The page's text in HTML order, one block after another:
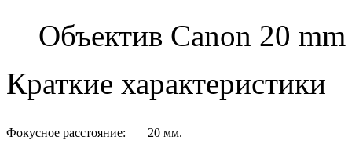
Объектив Canon 20
Краткие характеристики
Фокусное расстояние: 20 мм.